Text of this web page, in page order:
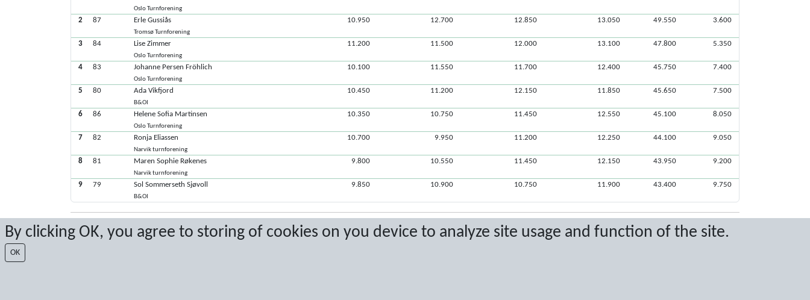
By clicking OK, you agree to storing of cookies on you device to analyze site usage and function of the site.
OK
Oslo Turnforening
2 87 Erle Gussiås
Tromsø Turnforening
10.950 12.700 12.850 13.050 49.550 3.600
3 84 Lise Zimmer
Oslo Turnforening
11.200 11.500 12.000 13.100 47.800 5.350
4 83 Johanne Persen Fröhlich
Oslo Turnforening
10.100 11.550 11.700 12.400 45.750 7.400
5 80 Ada Vikfjord
B&OI
10.450 11.200 12.150 11.850 45.650 7.500
6 86 Helene Sofia Martinsen
Oslo Turnforening
10.350 10.750 11.450 12.550 45.100 8.050
7 82 Ronja Eliassen
Narvik turnforening
10.700 9.950 11.200 12.250 44.100 9.050
8 81 Maren Sophie Røkenes
Narvik turnforening
9.800 10.550 11.450 12.150 43.950 9.200
9 79 Sol Sommerseth Sjøvoll
B&OI
9.850 10.900 10.750 11.900 43.400 9.750
Latest score: 11/7/2021 12:29:19 PM